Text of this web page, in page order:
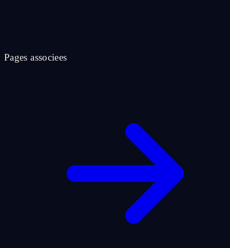
Pages associees